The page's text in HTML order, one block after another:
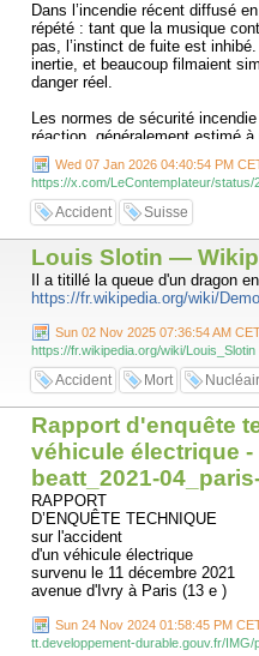
Dans l’incendie récent diffusé
répété : tant que la musique
pas, l’instinct de fuite est
inertie, et beaucoup filmaient
danger réel.
Les normes de sécurité
réaction, généralement estimé
matériau du plafond, une
marge illusoire. Ce type de
généralisé en moins de 90
les 600 °C, s’apparentant à de
têtes.
La salle est donc passée en
majorité des personnes ne
une forte densité de foule, le
Ces adolescents ne sont pas
d’une soi-disant « génération
feu a largement dépassé les
espace clos, et parce que le
ôté toute chance réelle de
Wed 07 Jan 2026 04:40:54 PM
https://x.com/LeContempIateur/status/
Accident Suisse
Louis Slotin —
Il a titillé la queue d'un dragon
https://fr.wikipedia.org/wiki/
Sun 02 Nov 2025 07:36:54 AM
https://fr.wikipedia.org/wiki/Louis_Slotin
Accident Mort
Rapport d'enquête
véhicule électrique -
beatt_2021-
RAPPORT
D’ENQUÊTE TECHNIQUE
sur l'accident
d'un véhicule électrique
survenu le 11 décembre 2021
avenue d'Ivry à Paris (13 e )
Sun 24 Nov 2024 01:58:45 PM
tt.developpement-durable.gouv.fr/